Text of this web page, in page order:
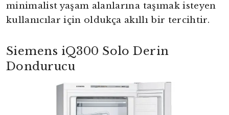
minimalist yaşam alanlarına taşımak isteyen
kullanıcılar için oldukça akıllı bir tercihtir.
Siemens iQ300 Solo Derin
Dondurucu